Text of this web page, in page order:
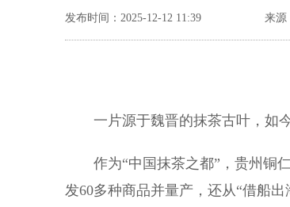
发布时间：2025-12-12 11:39 来源
一片源于魏晋的抹茶古叶，如
作为“中国抹茶之都”，贵州铜
发60多种商品并量产，还从“借船出